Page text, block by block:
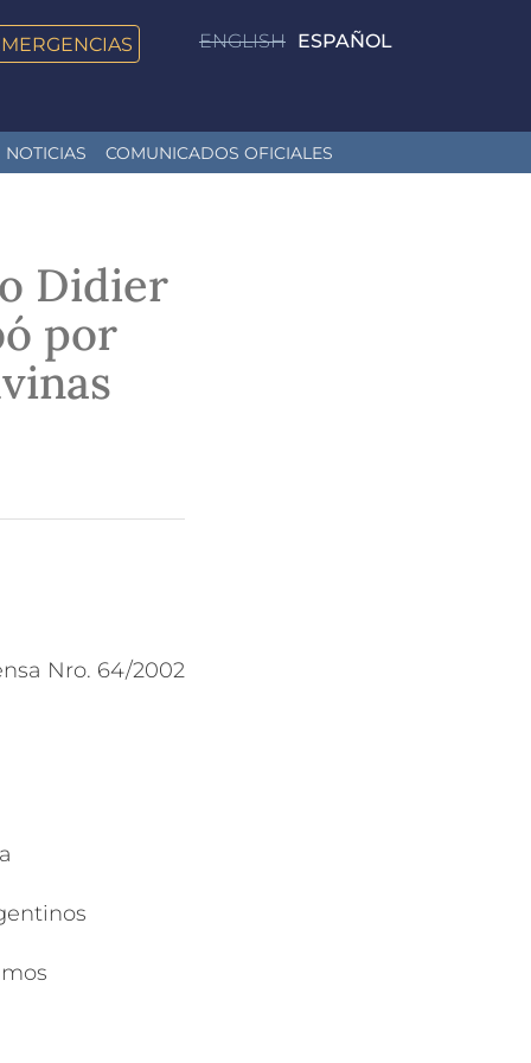
ENGLISH ESPAÑOL
NOTICIAS COMUNICADOS OFICIALES
Didier
por
Nro. 64/2002